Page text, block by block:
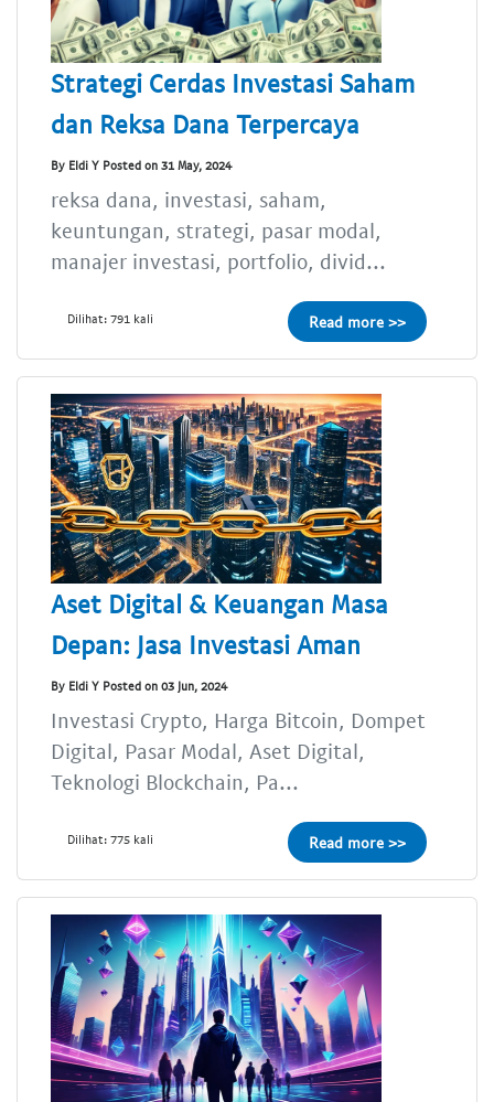
Strategi Cerdas Investasi Saham
dan Reksa Dana Terpercaya
By Eldi Y Posted on 31 May, 2024
reksa dana, investasi, saham,
keuntungan, strategi, pasar modal,
manajer investasi, portfolio, divid...
Dilihat: 791 kali Read more >>
Aset Digital & Keuangan Masa
Depan: Jasa Investasi Aman
By Eldi Y Posted on 03 Jun, 2024
Investasi Crypto, Harga Bitcoin, Dompet
Digital, Pasar Modal, Aset Digital,
Teknologi Blockchain, Pa...
Dilihat: 775 kali Read more >>